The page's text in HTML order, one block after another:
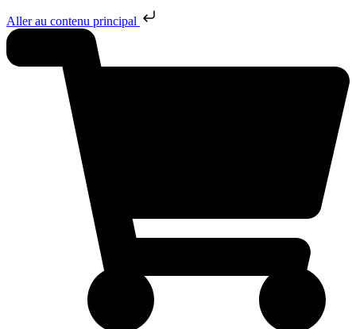
Aller au contenu principal